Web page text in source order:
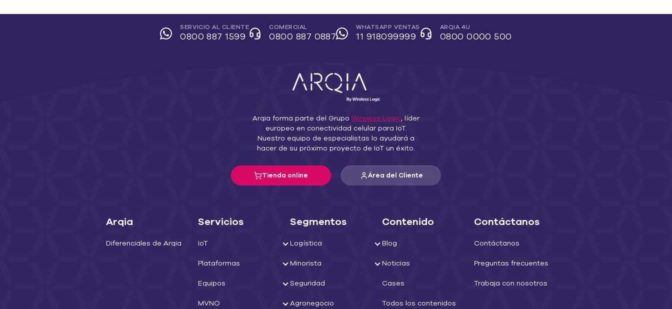
SERVICIO AL CLIENTE
0800 887 1599
COMERCIAL
0800 887 0887
WHATSAPP VENTAS
11 918099999
ARQIA 4U
0800 0000 500
Arqia forma parte del Grupo Wireless Logic, líder
europeo en conectividad celular para IoT.
Nuestro equipo de especialistas lo ayudará a
hacer de su próximo proyecto de IoT un éxito.
Tienda online Área del Cliente
Arqia
Diferenciales de Arqia
Servicios
IoT
Plataformas
Equipos
MVNO
Segmentos
Logística
Minorista
Seguridad
Agronegocio
Contenido
Blog
Noticias
Cases
Todos los contenidos
Contáctanos
Contáctanos
Preguntas frecuentes
Trabaja con nosotros